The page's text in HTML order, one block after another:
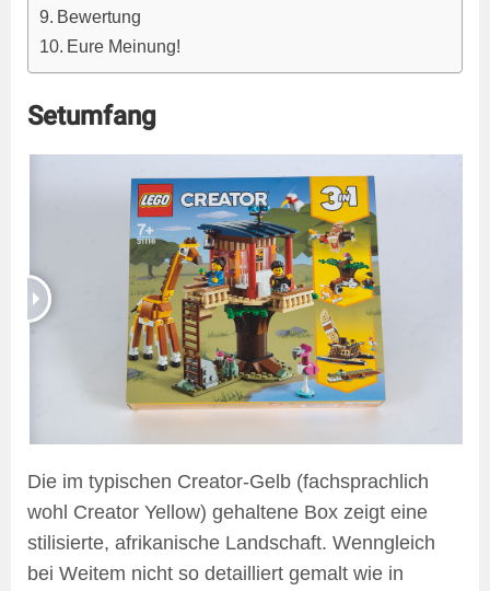
Bewertung
Eure Meinung!
Setumfang
Die im typischen Creator-Gelb (fachsprachlich
wohl Creator Yellow) gehaltene Box zeigt eine
stilisierte, afrikanische Landschaft. Wenngleich
bei Weitem nicht so detailliert gemalt wie in